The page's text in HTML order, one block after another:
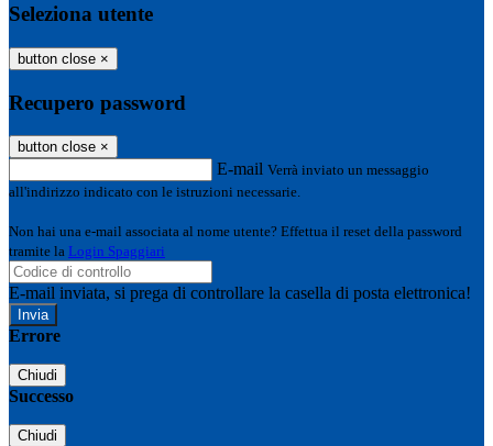
Seleziona utente
button close ×
Recupero password
button close ×
E-mail Verrà inviato un messaggio
all'indirizzo indicato con le istruzioni necessarie.
Non hai una e-mail associata al nome utente? Effettua il reset della password
tramite la Login Spaggiari
E-mail inviata, si prega di controllare la casella di posta elettronica!
Errore
Chiudi
Successo
Chiudi